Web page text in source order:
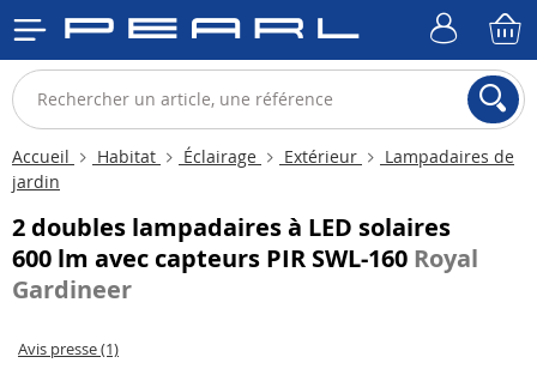
Accueil Habitat Éclairage Extérieur
Lampadaires de
jardin
2 doubles lampadaires à LED solaires
600 lm avec capteurs PIR SWL-160 Royal
Gardineer
Avis presse (1)